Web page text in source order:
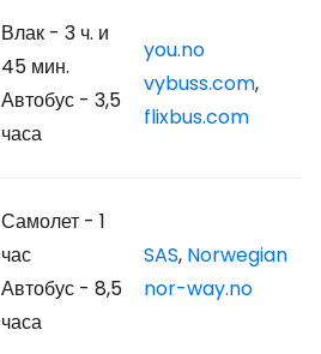
Влак - 3 ч. и
45 мин.
Автобус - 3,5
часа
you.no
vybuss.com,
flixbus.com
Самолет - 1
час
Автобус - 8,5
часа
SAS, Norwegian
nor-way.no